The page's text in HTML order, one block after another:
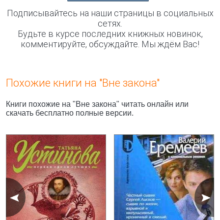
Подписывайтесь на наши страницы в социальных
сетях.
Будьте в курсе последних книжных новинок,
комментируйте, обсуждайте. Мы ждём Вас!
Похожие книги на "Вне закона"
Книги похожие на "Вне закона" читать онлайн или
скачать бесплатно полные версии.